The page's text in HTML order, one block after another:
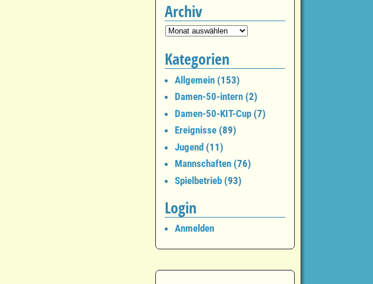
Archiv
Kategorien
Allgemein(153)
Damen-50-intern(2)
Damen-50-KIT-Cup(7)
Ereignisse(89)
Jugend(11)
Mannschaften(76)
Spielbetrieb(93)
Login
Anmelden